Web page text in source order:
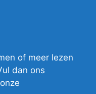
of meer lezen
dan ons